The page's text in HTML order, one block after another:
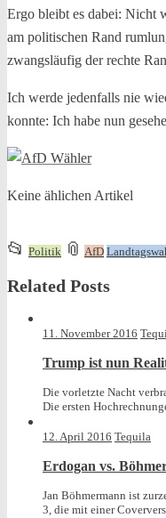
Ergo bleibt es dabei: Nicht
am politischen Rand
zwangsläufig der rechte
Ich werde jedenfalls nie
konnte: Ich habe nun
Keine ählichen Artikel
📂 This
was
posted
Politik 📎 and
AfD
Related Posts
11. November 2016
Trump ist nun
Die vorletzte Nacht
Die ersten
12. April 2016 Tequila
Erdogan vs.
Jan Böhmermann ist
3, die mit einer